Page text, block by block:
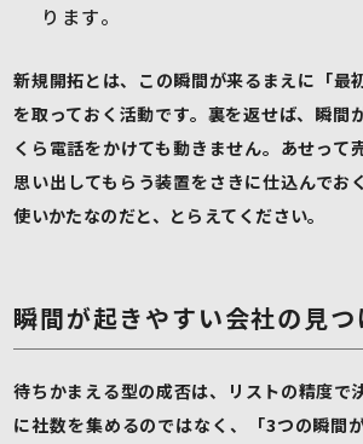
ります。
新規開拓とは、この瞬間が来るまえに「最
を取っておく活動です。裏を返せば、瞬間
くら電話をかけても動きません。あせって
思い出してもらう装置をさきに仕込んで
使いかたなのだと、とらえてください。
瞬間が起きやすい会社の見つ
待ちかまえる型の成否は、リストの精度で
に社数を集めるのではなく、「3つの瞬間